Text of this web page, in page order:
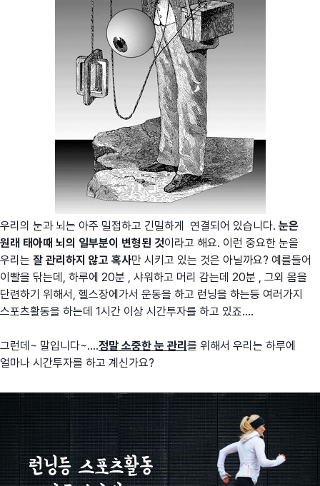
우리의 눈과 뇌는 아주 밀접하고 긴밀하게 연결되어 있습니다. 눈은
원래 태아때 뇌의 일부분이 변형된 것이라고 해요. 이런 중요한 눈을
우리는 잘 관리하지 않고 혹사만 시키고 있는 것은 아닐까요? 예를들어
이빨을 닦는데, 하루에 20분 , 샤워하고 머리 감는데 20분 , 그외 몸을
단련하기 위해서, 헬스장에가서 운동을 하고 런닝을 하는등 여러가지
스포츠활동을 하는데 1시간 이상 시간투자를 하고 있죠....
그런데~ 말입니다~....정말 소중한 눈 관리 를 위해서 우리는 하루에
얼마나 시간투자를 하고 계신가요?